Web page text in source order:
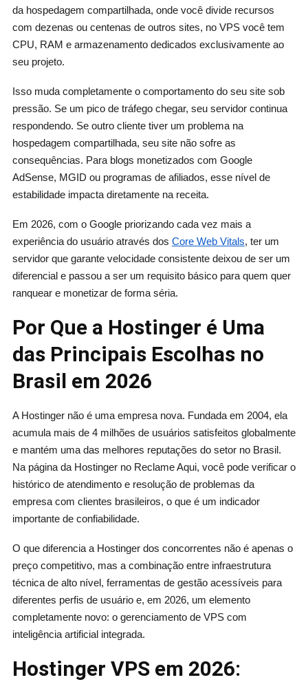
da hospedagem compartilhada, onde você divide recursos
com dezenas ou centenas de outros sites, no VPS você tem
CPU, RAM e armazenamento dedicados exclusivamente ao
seu projeto.
Isso muda completamente o comportamento do seu site sob
pressão. Se um pico de tráfego chegar, seu servidor continua
respondendo. Se outro cliente tiver um problema na
hospedagem compartilhada, seu site não sofre as
consequências. Para blogs monetizados com Google
AdSense, MGID ou programas de afiliados, esse nível de
estabilidade impacta diretamente na receita.
Em 2026, com o Google priorizando cada vez mais a
experiência do usuário através dos Core Web Vitals, ter um
servidor que garante velocidade consistente deixou de ser um
diferencial e passou a ser um requisito básico para quem quer
ranquear e monetizar de forma séria.
Por Que a Hostinger é Uma
das Principais Escolhas no
Brasil em 2026
A Hostinger não é uma empresa nova. Fundada em 2004, ela
acumula mais de 4 milhões de usuários satisfeitos globalmente
e mantém uma das melhores reputações do setor no Brasil.
Na página da Hostinger no Reclame Aqui, você pode verificar o
histórico de atendimento e resolução de problemas da
empresa com clientes brasileiros, o que é um indicador
importante de confiabilidade.
O que diferencia a Hostinger dos concorrentes não é apenas o
preço competitivo, mas a combinação entre infraestrutura
técnica de alto nível, ferramentas de gestão acessíveis para
diferentes perfis de usuário e, em 2026, um elemento
completamente novo: o gerenciamento de VPS com
inteligência artificial integrada.
Hostinger VPS em 2026: